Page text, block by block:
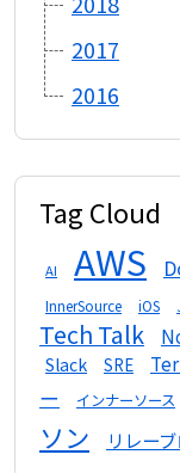
2017
2016
Tag Cloud
AI AWS
InnerSource iOS
Tech Talk
Slack SRE
ー
インナーソース
ソン
リレー